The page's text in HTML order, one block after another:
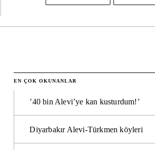
EN ÇOK OKUNANLAR
’40 bin Alevi’ye kan kusturdum!’
Diyarbakır Alevi-Türkmen köyleri